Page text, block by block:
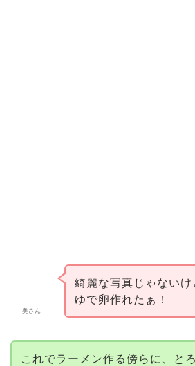
奥さん
綺麗な写真じゃない
ゆで卵作れたぁ！
これでラーメン作る傍らに、と